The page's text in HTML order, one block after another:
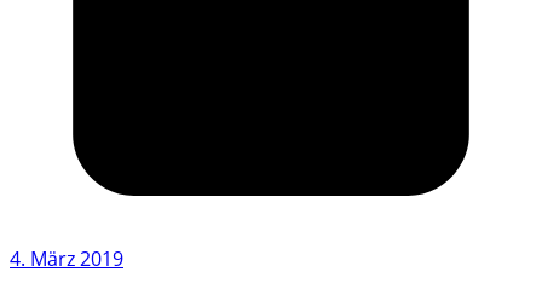
4. März 2019